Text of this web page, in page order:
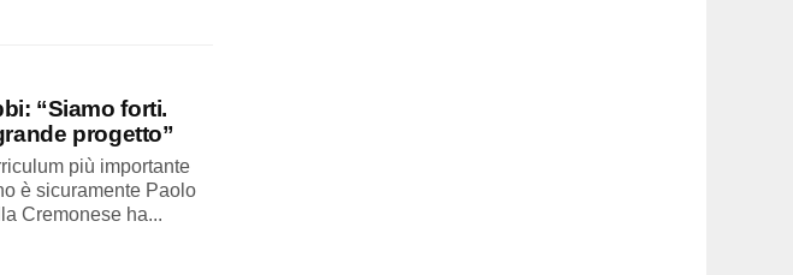
“Siamo forti.
progetto”
più importante
è sicuramente Paolo
Cremonese ha...